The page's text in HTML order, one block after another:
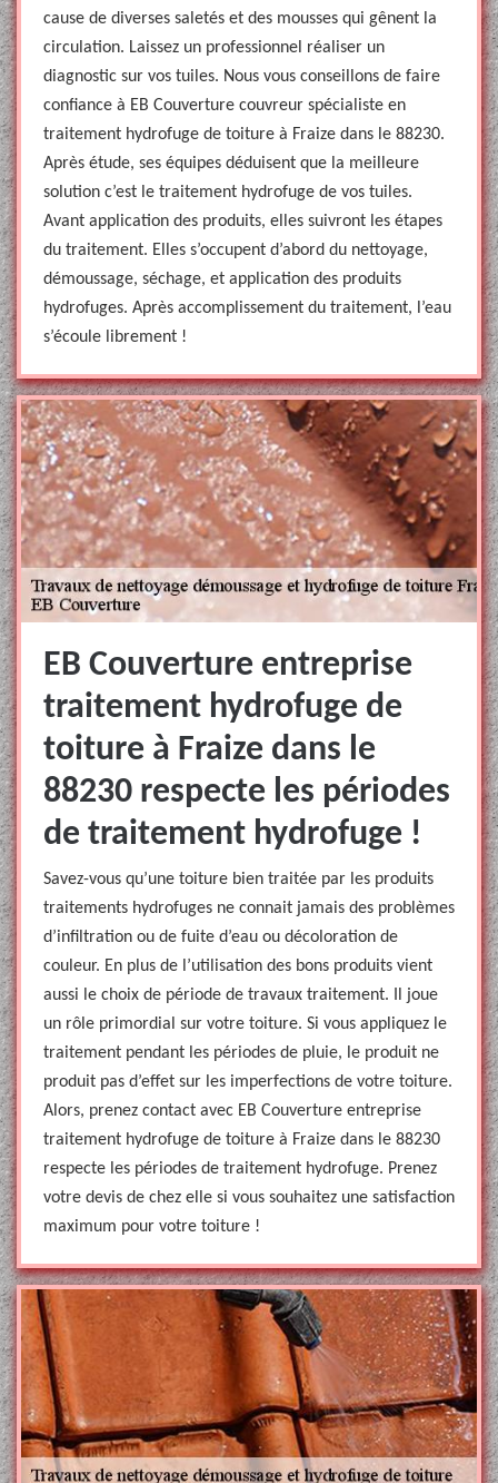
cause de diverses saletés et des mousses qui gênent la
circulation. Laissez un professionnel réaliser un
diagnostic sur vos tuiles. Nous vous conseillons de faire
confiance à EB Couverture couvreur spécialiste en
traitement hydrofuge de toiture à Fraize dans le 88230.
Après étude, ses équipes déduisent que la meilleure
solution c’est le traitement hydrofuge de vos tuiles.
Avant application des produits, elles suivront les étapes
du traitement. Elles s’occupent d’abord du nettoyage,
démoussage, séchage, et application des produits
hydrofuges. Après accomplissement du traitement, l’eau
s’écoule librement !
EB Couverture entreprise
traitement hydrofuge de
toiture à Fraize dans le
88230 respecte les périodes
de traitement hydrofuge !
Savez-vous qu’une toiture bien traitée par les produits
traitements hydrofuges ne connait jamais des problèmes
d’infiltration ou de fuite d’eau ou décoloration de
couleur. En plus de l’utilisation des bons produits vient
aussi le choix de période de travaux traitement. Il joue
un rôle primordial sur votre toiture. Si vous appliquez le
traitement pendant les périodes de pluie, le produit ne
produit pas d’effet sur les imperfections de votre toiture.
Alors, prenez contact avec EB Couverture entreprise
traitement hydrofuge de toiture à Fraize dans le 88230
respecte les périodes de traitement hydrofuge. Prenez
votre devis de chez elle si vous souhaitez une satisfaction
maximum pour votre toiture !